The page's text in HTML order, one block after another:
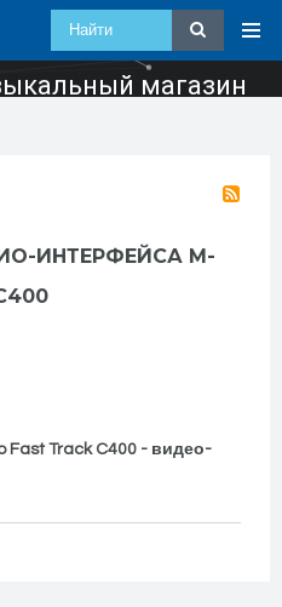
магазин
ИНТЕРФЕЙСА M-
Track C400 - видео-